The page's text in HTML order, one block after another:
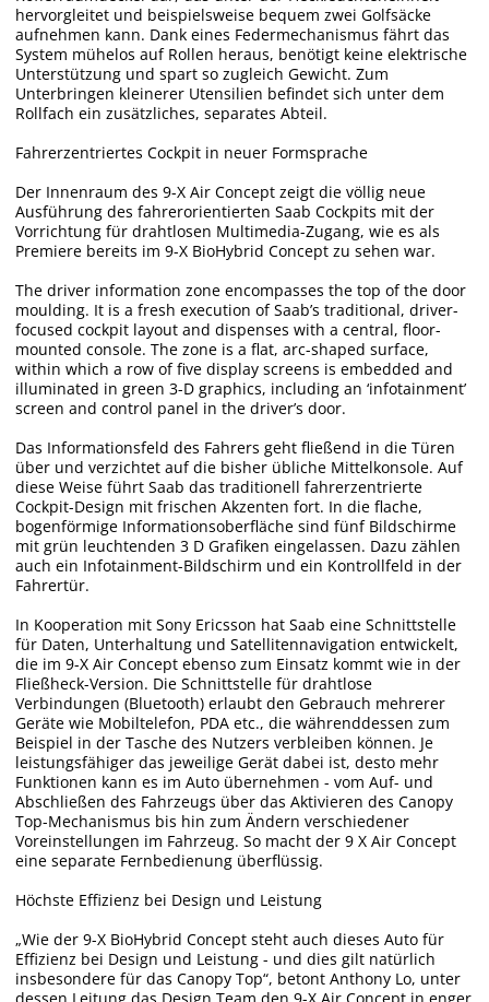
hervorgleitet und beispielsweise bequem zwei Golfsäcke
aufnehmen kann. Dank eines Federmechanismus fährt das
System mühelos auf Rollen heraus, benötigt keine elektrische
Unterstützung und spart so zugleich Gewicht. Zum
Unterbringen kleinerer Utensilien befindet sich unter dem
Rollfach ein zusätzliches, separates Abteil.
Fahrerzentriertes Cockpit in neuer Formsprache
Der Innenraum des 9-X Air Concept zeigt die völlig neue
Ausführung des fahrerorientierten Saab Cockpits mit der
Vorrichtung für drahtlosen Multimedia-Zugang, wie es als
Premiere bereits im 9-X BioHybrid Concept zu sehen war.
The driver information zone encompasses the top of the door
moulding. It is a fresh execution of Saab’s traditional, driver-
focused cockpit layout and dispenses with a central, floor-
mounted console. The zone is a flat, arc-shaped surface,
within which a row of five display screens is embedded and
illuminated in green 3-D graphics, including an ‘infotainment’
screen and control panel in the driver’s door.
Das Informationsfeld des Fahrers geht fließend in die Türen
über und verzichtet auf die bisher übliche Mittelkonsole. Auf
diese Weise führt Saab das traditionell fahrerzentrierte
Cockpit-Design mit frischen Akzenten fort. In die flache,
bogenförmige Informationsoberfläche sind fünf Bildschirme
mit grün leuchtenden 3 D Grafiken eingelassen. Dazu zählen
auch ein Infotainment-Bildschirm und ein Kontrollfeld in der
Fahrertür.
In Kooperation mit Sony Ericsson hat Saab eine Schnittstelle
für Daten, Unterhaltung und Satellitennavigation entwickelt,
die im 9-X Air Concept ebenso zum Einsatz kommt wie in der
Fließheck-Version. Die Schnittstelle für drahtlose
Verbindungen (Bluetooth) erlaubt den Gebrauch mehrerer
Geräte wie Mobiltelefon, PDA etc., die währenddessen zum
Beispiel in der Tasche des Nutzers verbleiben können. Je
leistungsfähiger das jeweilige Gerät dabei ist, desto mehr
Funktionen kann es im Auto übernehmen - vom Auf- und
Abschließen des Fahrzeugs über das Aktivieren des Canopy
Top-Mechanismus bis hin zum Ändern verschiedener
Voreinstellungen im Fahrzeug. So macht der 9 X Air Concept
eine separate Fernbedienung überflüssig.
Höchste Effizienz bei Design und Leistung
„Wie der 9-X BioHybrid Concept steht auch dieses Auto für
Effizienz bei Design und Leistung - und dies gilt natürlich
insbesondere für das Canopy Top“, betont Anthony Lo, unter
dessen Leitung das Design Team den 9-X Air Concept in enger